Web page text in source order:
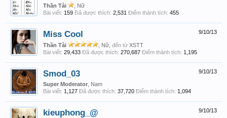
Thần Tài
, Nữ
Bài viết: 159 Đã được thích: 2,531 Điểm thành tích: 455
9/10/13
Miss Cool
Thần Tài , Nữ, đến từ XSTT
Bài viết: 29,433 Đã được thích: 270,687 Điểm thành tích: 1,195
9/10/13
Smod_03
Super Moderator , Nam
Bài viết: 1,127 Đã được thích: 37,720 Điểm thành tích: 1,094
9/10/13
kieuphong_@